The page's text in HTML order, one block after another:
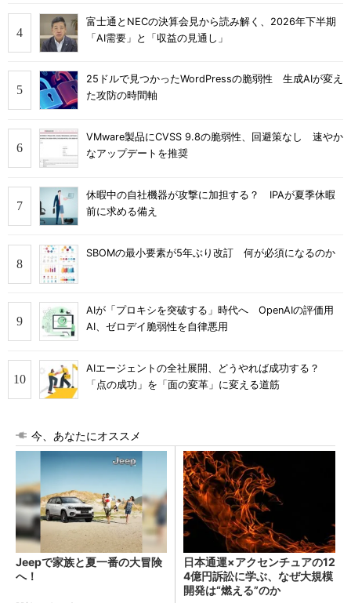
富士通とNECの決算会見から読み解く、2026年下半期
「AI需要」と「収益の見通し」
25ドルで見つかったWordPressの脆弱性 生成AIが変え
た攻防の時間軸
VMware製品にCVSS 9.8の脆弱性、回避策なし 速やか
なアップデートを推奨
休暇中の自社機器が攻撃に加担する？ IPAが夏季休暇
前に求める備え
SBOMの最小要素が5年ぶり改訂 何が必須になるのか
AIが「プロキシを突破する」時代へ OpenAIの評価用
AI、ゼロデイ脆弱性を自律悪用
AIエージェントの全社展開、どうやれば成功する？
「点の成功」を「面の変革」に変える道筋
今、あなたにオススメ
Jeepで家族と夏一番の大冒険
へ！
日本通運×アクセンチュアの12
4億円訴訟に学ぶ、なぜ大規模
開発は“燃える”のか